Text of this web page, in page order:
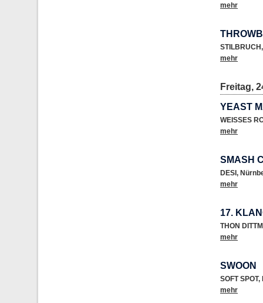
mehr
STILBRUCH,
mehr
Freitag,
YEAST
WEISSES
mehr
SMASH
DESI ,
mehr
17.
THON
mehr
SWOON
SOFT SPOT,
mehr